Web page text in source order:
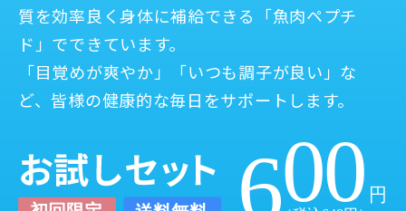
質を効率良く身体に補給できる「魚肉ペプチ
ド」でできています。
「目覚めが爽やか」「いつも調子が良い」な
ど、皆様の健康的な毎日をサポートします。